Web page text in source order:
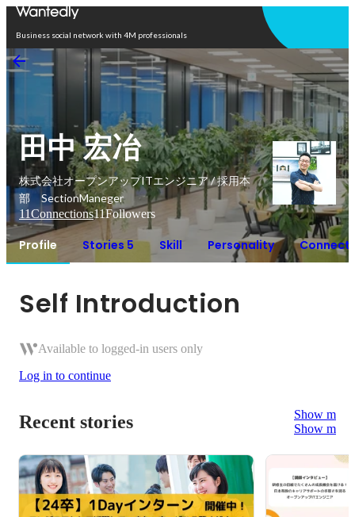
Business social network with 4M professionals
田中 宏冶
株式会社オープンアップITエンジニア / 採用本
部 SectionManeger
11Connections11Followers
Profile Stories 5 Skill Personality
Self Introduction
Available to logged-in users only
Log in to continue
Recent stories
Show more
Show more